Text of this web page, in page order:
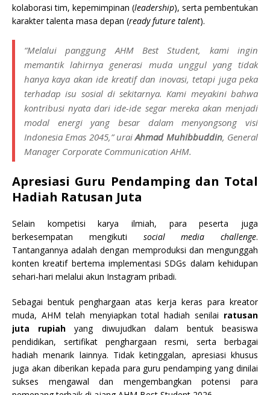
kolaborasi tim, kepemimpinan (leadership), serta pembentukan
karakter talenta masa depan (ready future talent).
“Melalui panggung AHM Best Student, kami ingin
memantik lahirnya generasi muda unggul yang tidak
hanya kaya akan ide kreatif dan inovasi, tetapi juga peka
terhadap isu sosial di sekitarnya. Kami meyakini bahwa
kontribusi nyata dari ide-ide segar mereka akan menjadi
modal energi yang besar dalam menyongsong visi
Indonesia Emas 2045,” uraiAhmad Muhibbuddin, General
Manager Corporate Communication AHM.
Apresiasi Guru Pendamping dan Total
Hadiah Ratusan Juta
Selain kompetisi karya ilmiah, para peserta juga
berkesempatan mengikuti social media challenge.
Tantangannya adalah dengan memproduksi dan mengunggah
konten kreatif bertema implementasi SDGs dalam kehidupan
sehari-hari melalui akun Instagram pribadi.
Sebagai bentuk penghargaan atas kerja keras para kreator
muda, AHM telah menyiapkan total hadiah senilai ratusan
juta rupiah yang diwujudkan dalam bentuk beasiswa
pendidikan, sertifikat penghargaan resmi, serta berbagai
hadiah menarik lainnya. Tidak ketinggalan, apresiasi khusus
juga akan diberikan kepada para guru pendamping yang dinilai
sukses mengawal dan mengembangkan potensi para